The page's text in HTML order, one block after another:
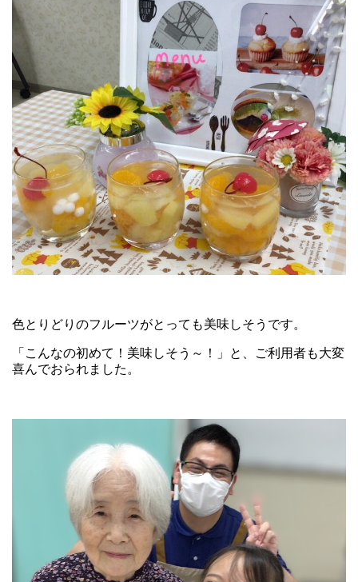
色とりどりのフルーツがとっても美味しそうです。
「こんなの初めて！美味しそう～！」と、ご利用者も大変
喜んでおられました。